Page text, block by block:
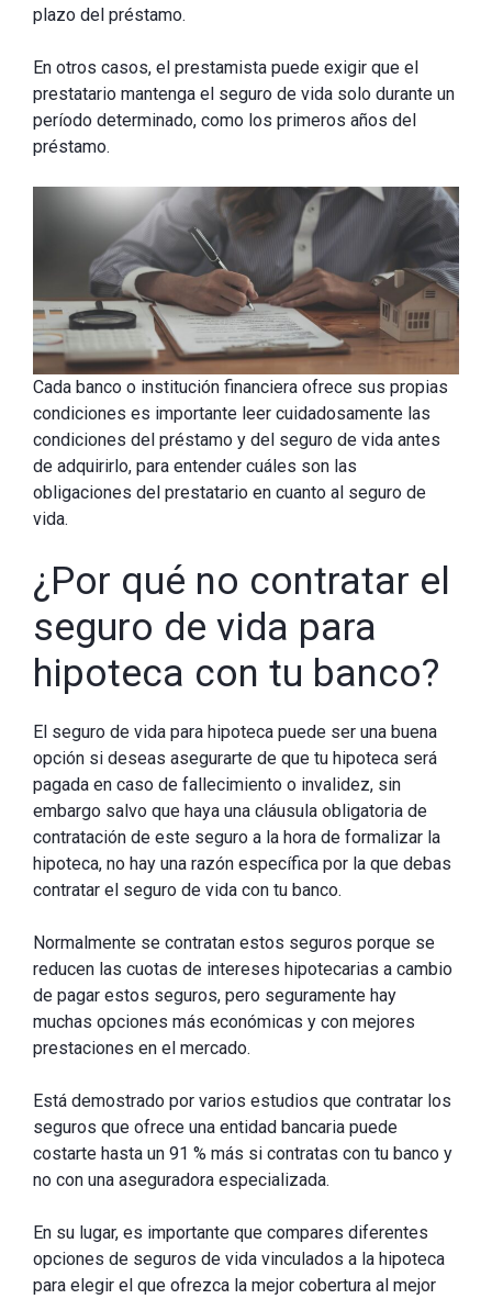
plazo del préstamo.
En otros casos, el prestamista puede exigir que el
prestatario mantenga el seguro de vida solo durante un
período determinado, como los primeros años del
préstamo.
Cada banco o institución financiera ofrece sus propias
condiciones es importante leer cuidadosamente las
condiciones del préstamo y del seguro de vida antes
de adquirirlo, para entender cuáles son las
obligaciones del prestatario en cuanto al seguro de
vida.
¿Por qué no contratar el
seguro de vida para
hipoteca con tu banco?
El seguro de vida para hipoteca puede ser una buena
opción si deseas asegurarte de que tu hipoteca será
pagada en caso de fallecimiento o invalidez, sin
embargo salvo que haya una cláusula obligatoria de
contratación de este seguro a la hora de formalizar la
hipoteca, no hay una razón específica por la que debas
contratar el seguro de vida con tu banco.
Normalmente se contratan estos seguros porque se
reducen las cuotas de intereses hipotecarias a cambio
de pagar estos seguros, pero seguramente hay
muchas opciones más económicas y con mejores
prestaciones en el mercado.
Está demostrado por varios estudios que contratar los
seguros que ofrece una entidad bancaria puede
costarte hasta un 91 % más si contratas con tu banco y
no con una aseguradora especializada.
En su lugar, es importante que compares diferentes
opciones de seguros de vida vinculados a la hipoteca
para elegir el que ofrezca la mejor cobertura al mejor